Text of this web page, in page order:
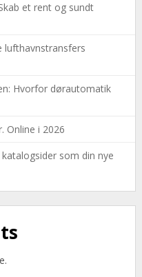
et rent og sundt
lufthavnstransfers
Hvorfor dørautomatik
Online i 2026
som din nye